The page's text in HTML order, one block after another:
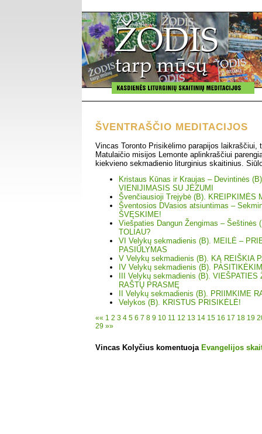
ŠVENTRAŠČIO MEDITACIJOS
Vincas Toronto Prisikėlimo parapijos laikraščiui,
Matulaičio misijos Lemonte aplinkraščiui
kiekvieno sekmadienio liturginius skaitinius.
Kristaus Kūnas ir Kraujas – Devintinės
VIENIJIMASIS SU JĖZUMI
Švenčiausioji Trejybė (B). KREIPKIMĖS
Šventosios DVasios atsiuntimas –
ŠVĘSKIME!
Viešpaties Dangun Žengimas – Šeštinės
TOLIAU?
VI Velykų sekmadienis (B). MEILĖ –
PASIŪLYMAS
V Velykų sekmadienis (B). KĄ REIŠKIA
IV Velykų sekmadienis (B).
III Velykų sekmadienis (B). VIEŠPATIES
RAŠTŲ PRASMĘ
II Velykų sekmadienis (B). PRIIMKIME
Velykos (B). KRISTUS PRISIKĖLĖ!
«« 1 2 3 4 5 6 7 8 9 10 11 12 13 14 15 16 17 18 19
29 »»
Vincas Kolyčius komentuoja Evangelijos